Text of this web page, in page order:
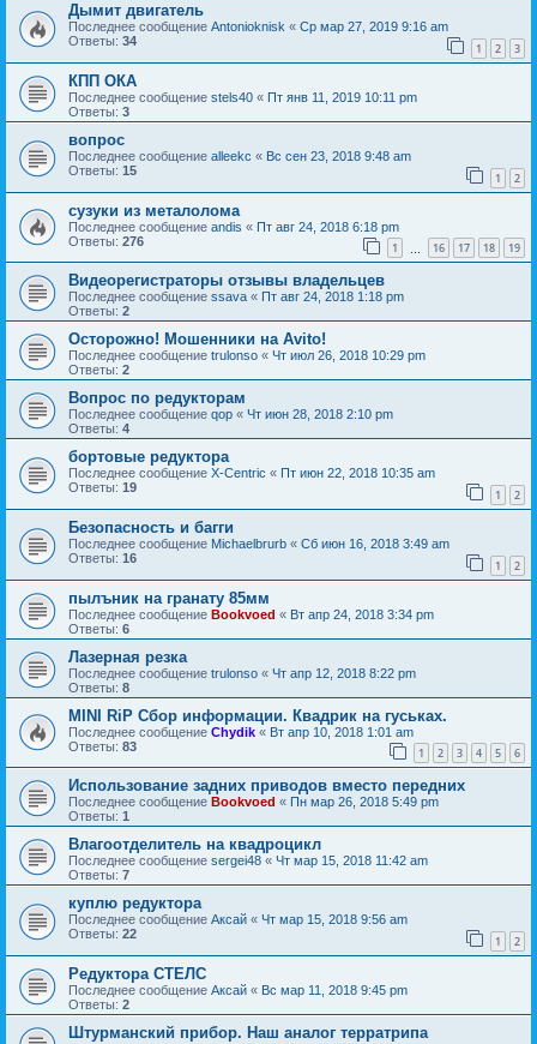
Дымит двигатель
Последнее сообщение Antonioknisk « Ср мар 27, 2019 9:16 am
Ответы: 34 1 2 3
КПП ОКА
Последнее сообщение stels40 « Пт янв 11, 2019 10:11 pm
Ответы: 3
вопрос
Последнее сообщение alleekc « Вс сен 23, 2018 9:48 am
Ответы: 15 1 2
сузуки из металолома
Последнее сообщение andis « Пт авг 24, 2018 6:18 pm
Ответы: 276 1 16 17 18 19
Видеорегистраторы отзывы владельцев
Последнее сообщение ssava « Пт авг 24, 2018 1:18 pm
Ответы: 2
Осторожно! Мошенники на Avito!
Последнее сообщение trulonso « Чт июл 26, 2018 10:29 pm
Ответы: 2
Вопрос по редукторам
Последнее сообщение qop « Чт июн 28, 2018 2:10 pm
Ответы: 4
бортовые редуктора
Последнее сообщение X-Centric « Пт июн 22, 2018 10:35 am
Ответы: 19 1 2
Безопасность и багги
Последнее сообщение Michaelbrurb « Сб июн 16, 2018 3:49 am
Ответы: 16 1 2
пылъник на гранату 85мм
Последнее сообщение Bookvoed « Вт апр 24, 2018 3:34 pm
Ответы: 6
Лазерная резка
Последнее сообщение trulonso « Чт апр 12, 2018 8:22 pm
Ответы: 8
MINI RiP Сбор информации. Квадрик на гуськах.
Последнее сообщение Chydik « Вт апр 10, 2018 1:01 am
Ответы: 83 1 2 3 4 5 6
Использование задних приводов вместо передних
Последнее сообщение Bookvoed « Пн мар 26, 2018 5:49 pm
Ответы: 1
Влагоотделитель на квадроцикл
Последнее сообщение sergei48 « Чт мар 15, 2018 11:42 am
Ответы: 7
куплю редуктора
Последнее сообщение Аксай « Чт мар 15, 2018 9:56 am
Ответы: 22 1 2
Редуктора СТЕЛС
Последнее сообщение Аксай « Вс мар 11, 2018 9:45 pm
Ответы: 2
Штурманский прибор. Наш аналог терратрипа